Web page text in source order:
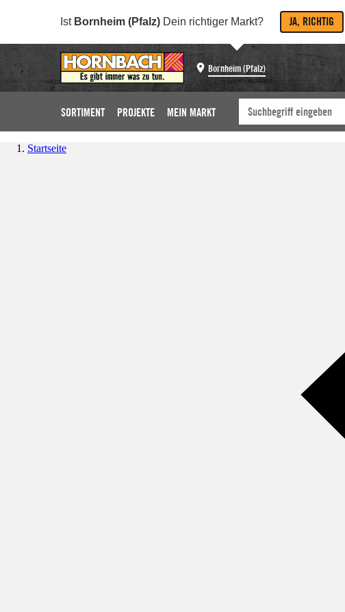
Ist Bornheim (Pfalz) Dein richtiger Markt? JA, RICHTIG
Bornheim (Pfalz)
SORTIMENT PROJEKTE MEIN MARKT
Startseite